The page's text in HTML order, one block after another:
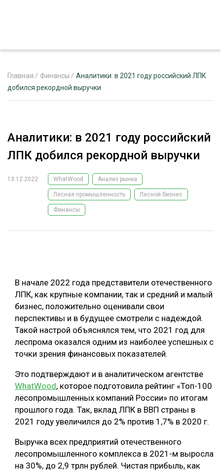
РЕКЛАМОДАТЕЛЯМ
ЛЕСНОЕ ХОЗЯЙСТВО
ЛЕСОЗАГОТОВКА
ЛЕСОВОССТАНОВЛЕНИЕ И ЗАЩИТА
ЛОГИСТИКА
ПРОИЗВОДСТВО ДРЕВЕСНЫХ ПЛИТ
ЦБП
КОМПЛЕКСНАЯ ПЕРЕРАБОТКА
ЛЕСОПИЛЕНИЕ
ДЕРЕВЯННОЕ ДОМОСТРОЕНИЕ
БЕЗОПАСНОЕ ПРОИЗВОДСТВО
СОРТИРОВКА ДРЕВЕСИНЫ
СУШКА ДРЕВЕСИНЫ
ТЕМАТИЧЕСКИЕ ПРОЕКТЫ
ПОДБОРКИ СТАТЕЙ
ЭКСПЕРТНОЕ МНЕНИЕ
Главная / Финансы / Аналитики: в 2021 году российский ЛПК
добился рекордной выручки
Аналитики: в 2021 году российский
ЛПК добился рекордной выручки
13.12.2022 WhatWood Анализ рынка
Лесная промышленность Лесной бизнес
Финансы
В начале 2022 года представители отечественного
ЛПК, как крупные компании, так и средний и малый
бизнес, положительно оценивали свои
перспективы и в будущее смотрели с надеждой.
Такой настрой объяснялся тем, что 2021 год для
леспрома оказался одним из наиболее успешных с
точки зрения финансовых показателей.
Это подтверждают и в аналитическом агентстве
WhatWood, которое подготовила рейтинг «Топ-100
лесопромышленных компаний России» по итогам
прошлого года. Так, вклад ЛПК в ВВП страны в
2021 году увеличился до 2% против 1,7% в 2020 г.
Выручка всех предприятий отечественного
лесопромышленного комплекса в 2021-м выросла
на 30%, до 2,9 трлн рублей. Чистая прибыль, как